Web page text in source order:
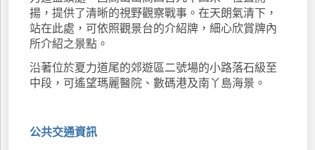
揚，提供了清晰的視野觀察戰事。在天朗氣清下，
站在此處，可依照觀景台的介紹牌，細心欣賞牌內
所介紹之景點。
沿著位於夏力道尾的郊遊區二號場的小路落石級至
中段，可遙望瑪麗醫院、數碼港及南丫島海景。
公共交通資訊